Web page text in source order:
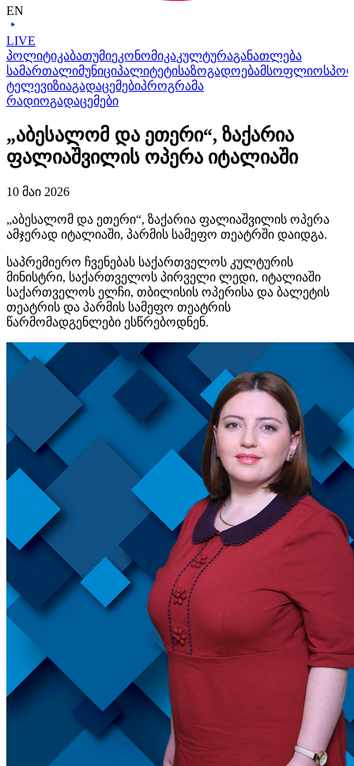
EN
LIVE
პოლიტიკაბათუმიეკონომიკაკულტურაგანათლება
სამართალიმუნიციპალიტეტისაზოგადოებამსოფლიო
ტელევიზიაგადაცემებიპროგრამა
რადიოგადაცემები
„აბესალომ და ეთერი“, ზაქარია
ფალიაშვილის ოპერა იტალიაში
10 მაი 2026
„აბესალომ და ეთერი“, ზაქარია ფალიაშვილის ოპერა
ამჯერად იტალიაში, პარმის სამეფო თეატრში დაიდგა.
საპრემიერო ჩვენებას საქართველოს კულტურის
მინისტრი, საქართველოს პირველი ლედი, იტალიაში
საქართველოს ელჩი, თბილისის ოპერისა და ბალეტის
თეატრის და პარმის სამეფო თეატრის
წარმომადგენლები ესწრებოდნენ.